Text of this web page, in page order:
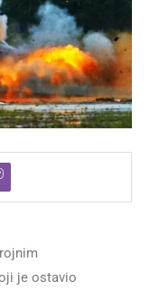
je ostavio